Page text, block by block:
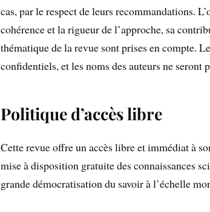
cas, par le respect de leurs recommandations.
cohérence et la rigueur de l’approche, sa
thématique de la revue sont prises en compte.
confidentiels, et les noms des auteurs ne seront
Politique d’accès libre
Cette revue offre un accès libre et immédiat à
mise à disposition gratuite des connaissances
grande démocratisation du savoir à l’échelle